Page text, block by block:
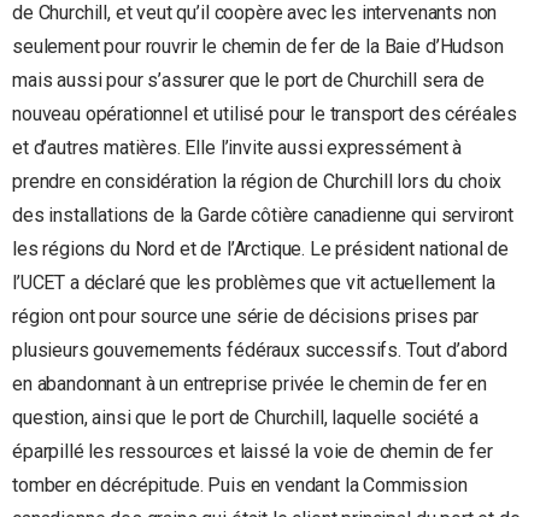
de Churchill, et veut qu’il coopère avec les intervenants non
seulement pour rouvrir le chemin de fer de la Baie d’Hudson
mais aussi pour s’assurer que le port de Churchill sera de
nouveau opérationnel et utilisé pour le transport des céréales
et d’autres matières. Elle l’invite aussi expressément à
prendre en considération la région de Churchill lors du choix
des installations de la Garde côtière canadienne qui serviront
les régions du Nord et de l’Arctique. Le président national de
l’UCET a déclaré que les problèmes que vit actuellement la
région ont pour source une série de décisions prises par
plusieurs gouvernements fédéraux successifs. Tout d’abord
en abandonnant à un entreprise privée le chemin de fer en
question, ainsi que le port de Churchill, laquelle société a
éparpillé les ressources et laissé la voie de chemin de fer
tomber en décrépitude. Puis en vendant la Commission